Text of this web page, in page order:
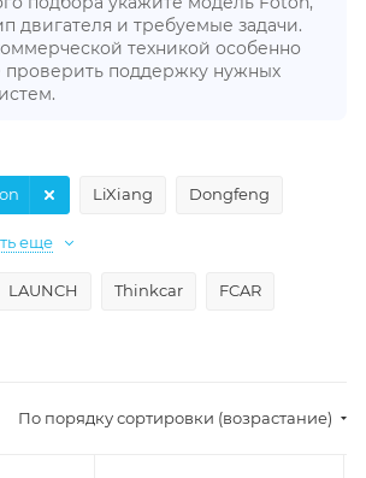
двигателя и требуемые задачи.
техникой особенно
проверить поддержку нужных
LiXiang Dongfeng
еще
LAUNCH Thinkcar FCAR
По порядку сортировки (возрастание)